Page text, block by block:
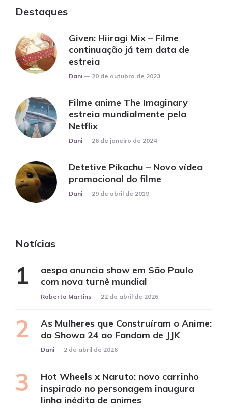
Destaques
Given: Hiiragi Mix – Filme
continuação já tem data de
estreia
Posted
Dani 20 de outubro de 2023
Filme anime The Imaginary
estreia mundialmente pela
Netflix
Posted
Dani 26 de janeiro de 2024
Detetive Pikachu – Novo vídeo
promocional do filme
Posted
Dani 29 de abril de 2019
Notícias
aespa anuncia show em São Paulo
com nova turnê mundial
Posted
Roberta Martins 22 de abril de 2026
As Mulheres que Construíram o Anime:
do Showa 24 ao Fandom de JJK
Posted
Dani 2 de abril de 2026
Hot Wheels x Naruto: novo carrinho
inspirado no personagem inaugura
linha inédita de animes